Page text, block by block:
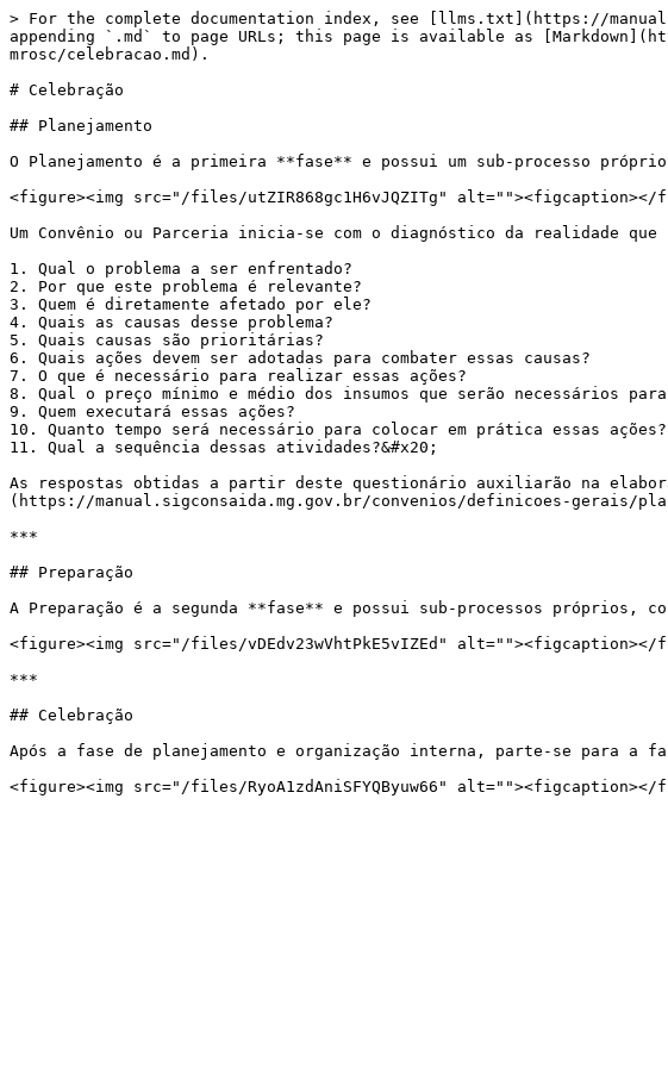
> For the complete documentation index, see [llms.txt](https://
appending `.md` to page URLs; this page is available as
mrosc/celebracao.md).
# Celebração
## Planejamento
O Planejamento é a primeira **fase** e possui um sub-processo
<figure><img src="/files/utZIR868gc1H6vJQZITg"
Um Convênio ou Parceria inicia-se com o diagnóstico da realidade
1. Qual o problema a ser enfrentado?
2. Por que este problema é relevante?
3. Quem é diretamente afetado por ele?
4. Quais as causas desse problema?
5. Quais causas são prioritárias?
6. Quais ações devem ser adotadas para combater essas causas?
7. O que é necessário para realizar essas ações?
8. Qual o preço mínimo e médio dos insumos que serão necessários
9. Quem executará essas ações?
10. Quanto tempo será necessário para colocar em prática essas ações?
11. Qual a sequência dessas atividades?&#x20;
As respostas obtidas a partir deste questionário auxiliarão na
(https://manual.sigconsaida.mg.gov.br/convenios/definicoes-gerais/
***
## Preparação
A Preparação é a segunda **fase** e possui sub-processos próprios,
<figure><img src="/files/vDEdv23wVhtPkE5vIZEd"
***
## Celebração
Após a fase de planejamento e organização interna, parte-se para a